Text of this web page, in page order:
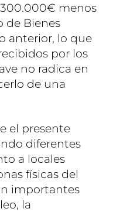
menos
de Bienes
anterior, lo que
por los
no radica en
de una
el presente
diferentes
a locales
físicas del
importantes
la